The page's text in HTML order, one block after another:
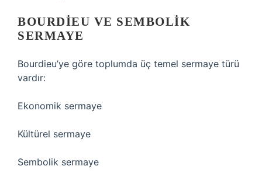
BOURDIEU VE SEMBOLIK
SERMAYE
Bourdieu’ye göre toplumda üç temel sermaye türü
vardır:
Ekonomik sermaye
Kültürel sermaye
Sembolik sermaye